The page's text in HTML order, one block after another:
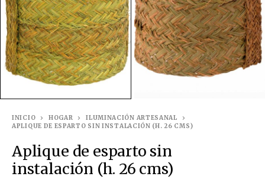
INICIO HOGAR
ILUMINACIÓN ARTESANAL
APLIQUE DE ESPARTO SIN INSTALACIÓN (H. 26 CMS)
Aplique de esparto sin
instalación (h. 26 cms)